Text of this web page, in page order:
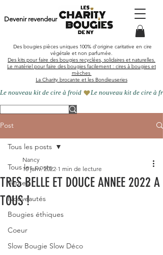
Des bougies pièces uniques 100% d'origine caritative en cire
végétale et non parfumée.
Des kits pour faire des bougies recyclées, solidaires et naturelles.
Le matériel pour faire des bougies facilement : cires à bougies et
mèches
La Charity brocante et les Bondieuseries
Devenir revendeur
Le nouveau kit de cire à froid
Post
Tous les posts
Ventes
Nouveautés
Bougies éthiques
Coeur
Slow Bougie Slow Déco
Tous les posts
TRES BELLE ET DOUCE ANNEE 2022 A
TOUS !
Nancy
10 janv. 2022 1 min de lecture